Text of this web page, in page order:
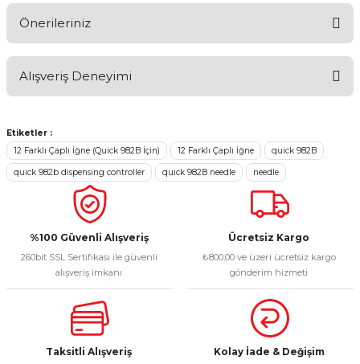
Soru Sor
Önerileriniz
Bu ürünün fiyat bilgisi, resim, ürün açıklamalarında ve diğer
Ürün resmi kalitesiz, bozuk veya görüntülenemiyor.
Ürün açıklamasında eksik bilgiler bulunuyor.
Ürün bilgilerinde hatalar bulunuyor.
Ürün fiyatı diğer sitelerden daha pahalı.
Bu ürüne benzer farklı alternatifler olmalı.
Alışveriş Deneyimi
Sitemize ilk yorumu siz yapın!
Etiketler :
12 Farklı Çaplı İğne (Quick 982B İçin)
12 Farklı Çaplı İğne quick 982B
quick 982b dispensing controller quick 982B needle needle
%100 Güvenli Alışveriş
260bit SSL Sertifikası ile güvenli
alışveriş imkanı
Ücretsiz Kargo
₺800,00 ve üzeri ücretsiz kargo
gönderim hizmeti
Taksitli Alışveriş Kolay İade & Değişim